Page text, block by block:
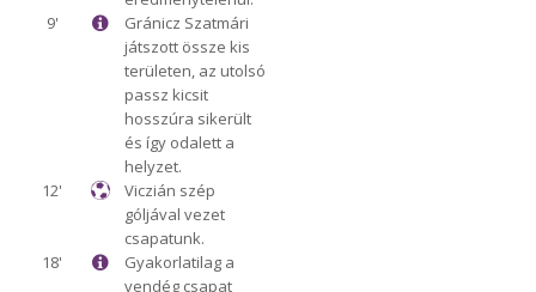
9'
Gránicz Szatmári
játszott össze kis
területen, az utolsó
passz kicsit
hosszúra sikerült
és így odalett a
helyzet.
12'
Viczián szép
góljával vezet
csapatunk.
18'
Gyakorlatilag a
vendég csapat